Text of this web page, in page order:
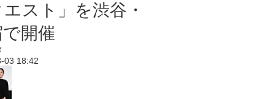
スト」を渋谷・
で開催
03 18:42